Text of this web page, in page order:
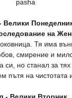
Велики
на
Тя има
смирение и
но станал за
пътя на чистотата